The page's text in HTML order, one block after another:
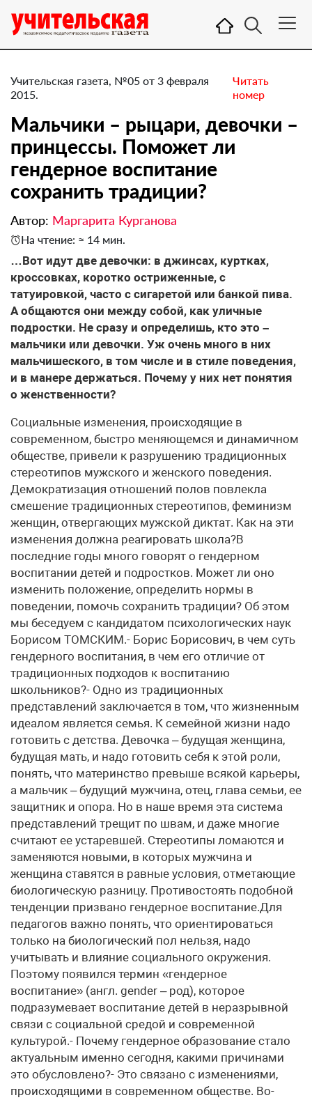
Учительская газета, №05 от 3 февраля
2015.
Читать
номер
Мальчики – рыцари, девочки –
принцессы. Поможет ли
гендерное воспитание
сохранить традиции?
Автор: Маргарита Курганова
На чтение: ≈ 14 мин.
…Вот идут две девочки: в джинсах, куртках,
кроссовках, коротко остриженные, с
татуировкой, часто с сигаретой или банкой пива.
А общаются они между собой, как уличные
подростки. Не сразу и определишь, кто это –
мальчики или девочки. Уж очень много в них
мальчишеского, в том числе и в стиле поведения,
и в манере держаться. Почему у них нет понятия
о женственности?
Социальные изменения, происходящие в
современном, быстро меняющемся и динамичном
обществе, привели к разрушению традиционных
стереотипов мужского и женского поведения.
Демократизация отношений полов повлекла
смешение традиционных стереотипов, феминизм
женщин, отвергающих мужской диктат. Как на эти
изменения должна реагировать школа?В
последние годы много говорят о гендерном
воспитании детей и подростков. Может ли оно
изменить положение, определить нормы в
поведении, помочь сохранить традиции? Об этом
мы беседуем с кандидатом психологических наук
Борисом ТОМСКИМ.- Борис Борисович, в чем суть
гендерного воспитания, в чем его отличие от
традиционных подходов к воспитанию
школьников?- Одно из традиционных
представлений заключается в том, что жизненным
идеалом является семья. К семейной жизни надо
готовить с детства. Девочка – будущая женщина,
будущая мать, и надо готовить себя к этой роли,
понять, что материнство превыше всякой карьеры,
а мальчик – будущий мужчина, отец, глава семьи, ее
защитник и опора. Но в наше время эта система
представлений трещит по швам, и даже многие
считают ее устаревшей. Стереотипы ломаются и
заменяются новыми, в которых мужчина и
женщина ставятся в равные условия, отметающие
биологическую разницу. Противостоять подобной
тенденции призвано гендерное воспитание.Для
педагогов важно понять, что ориентироваться
только на биологический пол нельзя, надо
учитывать и влияние социального окружения.
Поэтому появился термин «гендерное
воспитание» (англ. gender – род), которое
подразумевает воспитание детей в неразрывной
связи с социальной средой и современной
культурой.- Почему гендерное образование стало
актуальным именно сегодня, какими причинами
это обусловлено?- Это связано с изменениями,
происходящими в современном обществе. Во-